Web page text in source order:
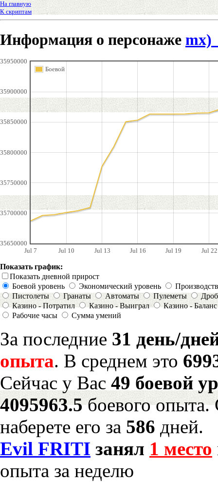
На главную
К скриптам
Информация о персонаже
Jul 7 Jul 10 Jul 13 Jul 16 Jul 19 Jul 22
35650000
35700000
35750000
35800000
35850000
35900000
35950000
Боевой
Показать график:
Показать дневной прирост
Боевой уровень
Экономический уровень
Пистолеты
Гранаты Автоматы Пулеметы
Казино - Потратил
Казино - Выиграл
Казино - Баланс
Рабочие часы
Сумма умений
За последние 31 день/
опыта. В среднем это
Сейчас у Вас 49 боевой
4095963.5боевого
наберете его за 586 дней.
Evil FRITI занял 1 место
опыта за неделю